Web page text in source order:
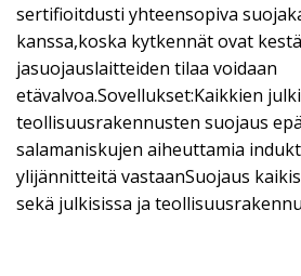
sertifioitdusti yhteensopiva
kanssa,koska kytkennät ovat
jasuojauslaitteiden tilaa voidaan
etävalvoa.Sovellukset:Kaikkien
teollisuusrakennusten suojaus
salamaniskujen aiheuttamia
ylijännitteitä vastaanSuojaus
sekä julkisissa ja